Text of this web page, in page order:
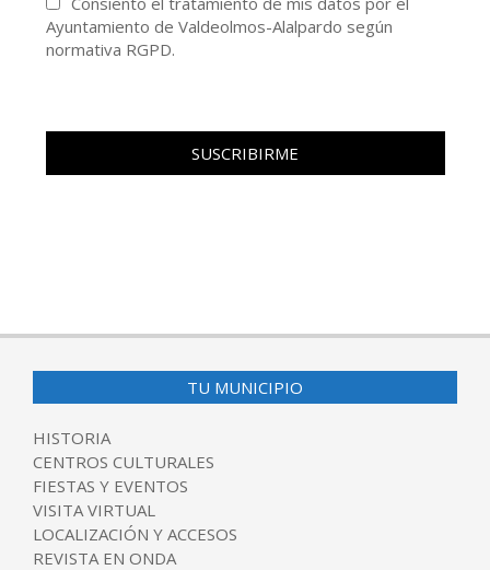
Ayuntamiento de Valdeolmos-Alalpardo según
normativa RGPD.
TU MUNICIPIO
HISTORIA
CENTROS CULTURALES
FIESTAS Y EVENTOS
VISITA VIRTUAL
LOCALIZACIÓN Y ACCESOS
REVISTA EN ONDA